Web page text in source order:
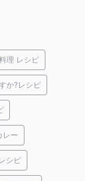
理 レシピ
か?レシピ
レー
シピ